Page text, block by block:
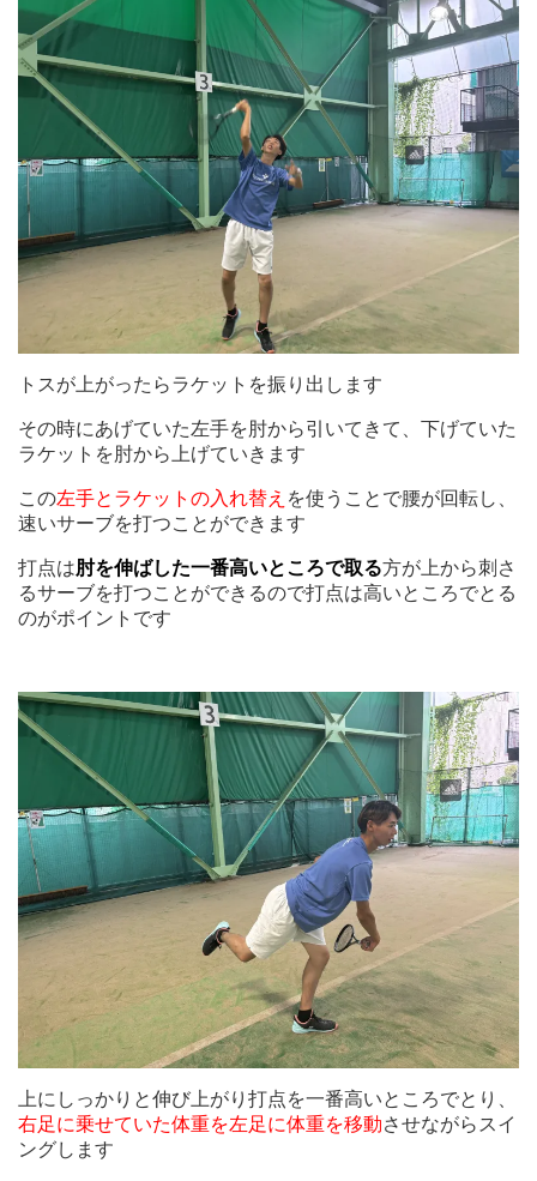
トスが上がったらラケットを振り出します
その時にあげていた左手を肘から引いてきて、下げていた
ラケットを肘から上げていきます
この左手とラケットの入れ替え を使うことで腰が回転し、
速いサーブを打つことができます
打点は肘を伸ばした一番高いところで取る方が上から刺さ
るサーブを打つことができるので打点は高いところでとる
のがポイントです
上にしっかりと伸び上がり打点を一番高いところでとり、
右足に乗せていた体重を左足に体重を移動させながらスイ
ングします